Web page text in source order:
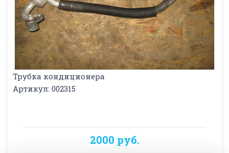
Трубка кондиционера
Артикул: 002315
2000 руб.